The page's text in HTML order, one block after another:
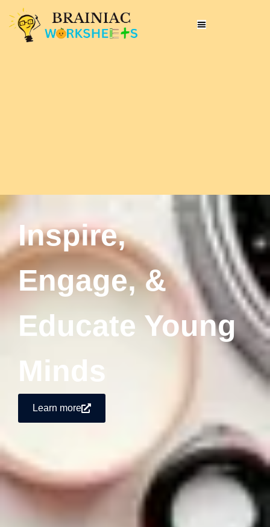
Inspire,
Engage, &
Educate Young
Minds
Learn more